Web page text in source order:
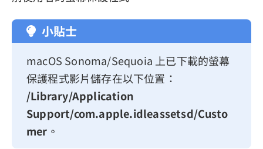
小貼士
macOS Sonoma/Sequoia 上已下載的螢幕
保護程式影片儲存在以下位置：
/Library/Application
Support/com.apple.idleassetsd/Custo
mer 。